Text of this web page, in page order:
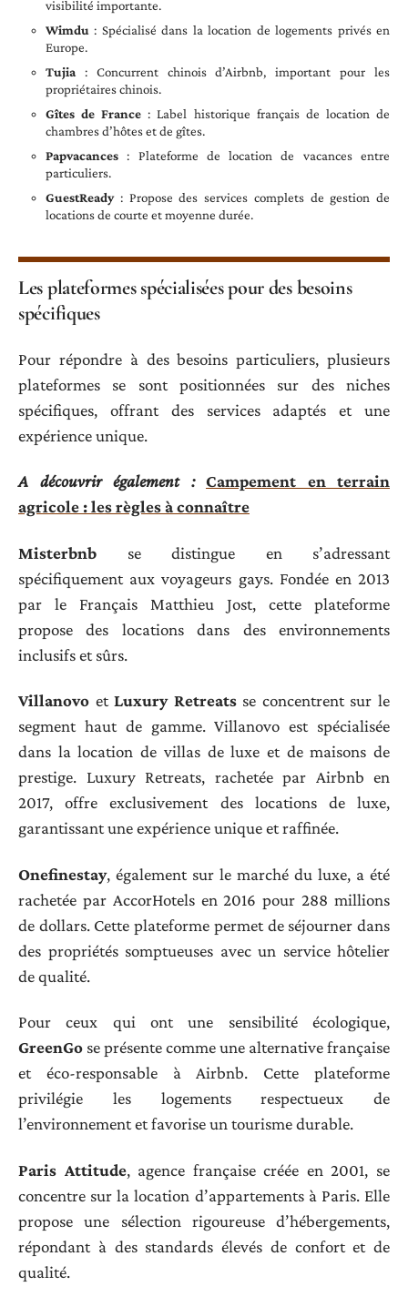
visibilité importante.
Wimdu : Spécialisé dans la location de logements privés en
Europe.
Tujia : Concurrent chinois d’Airbnb, important pour les
propriétaires chinois.
Gîtes de France : Label historique français de location de
chambres d’hôtes et de gîtes.
Papvacances : Plateforme de location de vacances entre
particuliers.
GuestReady: Propose des services complets de gestion de
locations de courte et moyenne durée.
Les plateformes spécialisées pour des besoins
spécifiques
Pour répondre à des besoins particuliers, plusieurs
plateformes se sont positionnées sur des niches
spécifiques, offrant des services adaptés et une
expérience unique.
A découvrir également : Campement en terrain
agricole : les règles à connaître
Misterbnb se distingue en s’adressant
spécifiquement aux voyageurs gays. Fondée en 2013
par le Français Matthieu Jost, cette plateforme
propose des locations dans des environnements
inclusifs et sûrs.
Villanovo etLuxury Retreatsse concentrent sur le
segment haut de gamme. Villanovo est spécialisée
dans la location de villas de luxe et de maisons de
prestige. Luxury Retreats, rachetée par Airbnb en
2017, offre exclusivement des locations de luxe,
garantissant une expérience unique et raffinée.
Onefinestay, également sur le marché du luxe, a été
rachetée par AccorHotels en 2016 pour 288 millions
de dollars. Cette plateforme permet de séjourner dans
des propriétés somptueuses avec un service hôtelier
de qualité.
Pour ceux qui ont une sensibilité écologique,
GreenGo se présente comme une alternative française
et éco-responsable à Airbnb. Cette plateforme
privilégie les logements respectueux de
l’environnement et favorise un tourisme durable.
Paris Attitude, agence française créée en 2001, se
concentre sur la location d’appartements à Paris. Elle
propose une sélection rigoureuse d’hébergements,
répondant à des standards élevés de confort et de
qualité.